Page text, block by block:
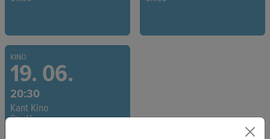
KINO
19. 06.
20:30
Kant Kino
OmeU